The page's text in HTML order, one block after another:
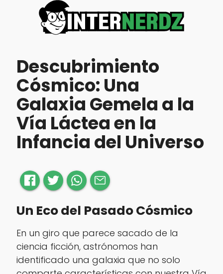
Descubrimiento
Cósmico: Una
Galaxia Gemela a la
Vía Láctea en la
Infancia del Universo
Un Eco del Pasado Cósmico
En un giro que parece sacado de la
ciencia ficción, astrónomos han
identificado una galaxia que no solo